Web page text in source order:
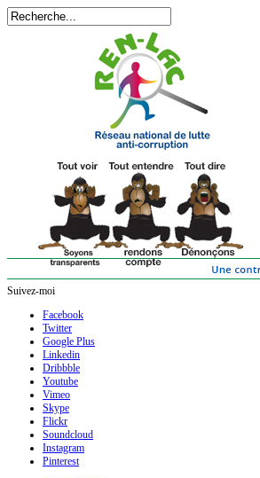
Suivez-moi
Facebook
Twitter
Google Plus
Linkedin
Dribbble
Youtube
Vimeo
Skype
Flickr
Soundcloud
Instagram
Pinterest